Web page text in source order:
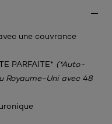
une couvrance
PARFAITE* (*Auto-
Royaume-Uni avec 48